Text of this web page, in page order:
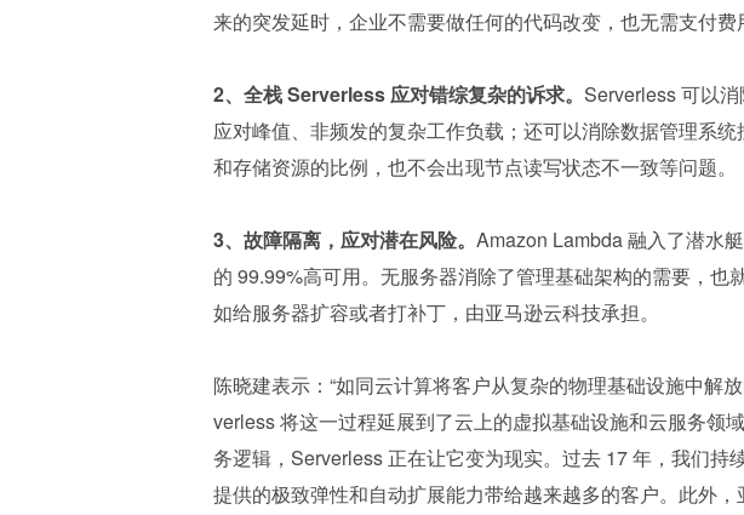
来的突发延时，企业不需要做任何的代码改变，也无需支付费
2、全栈 Serverless 应对错综复杂的诉求。 Serverless 可以
应对峰值、非频发的复杂工作负载；还可以消除数据管理系
和存储资源的比例，也不会出现节点读写状态不一致等问题。
3、故障隔离，应对潜在风险。 Amazon Lambda 融入了潜水
的 99.99%高可用。无服务器消除了管理基础架构的需要，也
如给服务器扩容或者打补丁，由亚马逊云科技承担。
陈晓建表示：“如同云计算将客户从复杂的物理基础设施中解
verless 将这一过程延展到了云上的虚拟基础设施和云服务领
务逻辑，Serverless 正在让它变为现实。过去 17 年，我们持
提供的极致弹性和自动扩展能力带给越来越多的客户。此外